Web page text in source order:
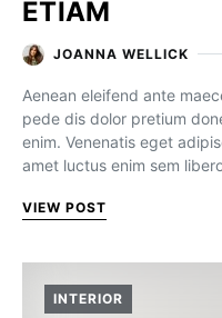
ETIAM
JOANNA WELLICK
Aenean eleifend ante
pede dis dolor pretium
enim. Venenatis eget
amet luctus enim sem
VIEW POST
INTERIOR